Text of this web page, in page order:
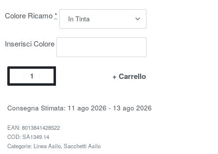
Colore Ricamo*
Inserisci Colore
+ Carrello
Consegna Stimata: 11 ago 2026 - 13 ago 2026
EAN: 8013841428522
SA1349.14
Categorie: Linea Asilo Sacchetti Asilo